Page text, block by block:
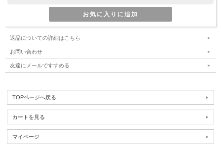
返品についての詳細はこちら
お問い合わせ
友達にメールですすめる
TOPページへ戻る
カートを見る
マイページ